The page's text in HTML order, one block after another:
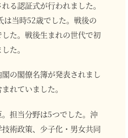
る認証式が行われました。
は当時52歳でした。戦後の
た。戦後生まれの世代で初
た。
の閣僚名簿が発表されまし
れていました。
担当分野は5つでした。沖
術政策、少子化・男女共同